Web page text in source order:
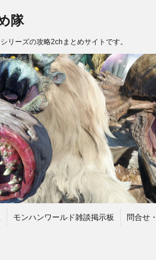
隊
リーズの攻略2chまとめサイトです。
モンハンワールド雑談掲示板 問合せ